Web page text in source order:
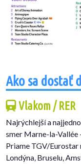
Ako sa dostať
Vlakom / RER
Najrýchlejší a
smer Marne-la-Vallée
Priame TGV/Eurostar
Londýna, Bruselu,